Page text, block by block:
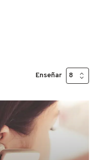
Enseñar